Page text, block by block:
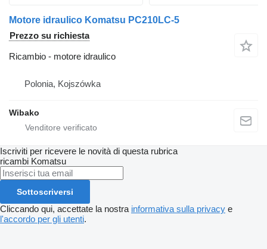
Motore idraulico Komatsu PC210LC-5
Prezzo su richiesta
Ricambio - motore idraulico
Polonia, Kojszówka
Wibako
Iscriviti per ricevere le novità di questa rubrica
ricambi Komatsu
Sottoscriversi
Cliccando qui, accettate la nostra informativa sulla privacy e
l'accordo per gli utenti.